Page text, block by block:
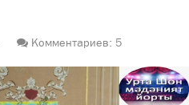
Комментариев: 5